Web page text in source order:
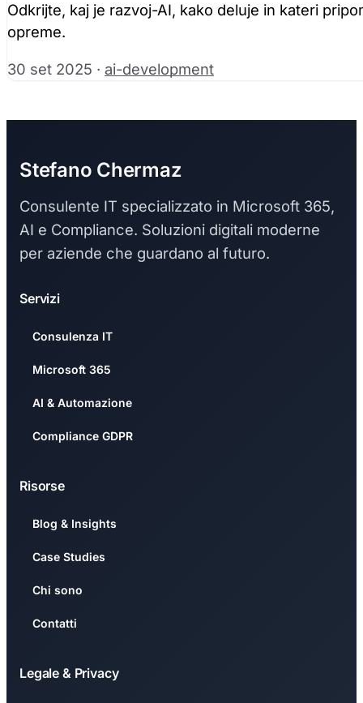
Odkrijte, kaj je razvoj-AI, kako deluje in kateri
opreme.
30 set 2025 · ai-development
Stefano Chermaz
Consulente IT specializzato in Microsoft 365,
AI e Compliance. Soluzioni digitali moderne
per aziende che guardano al futuro.
Servizi
Consulenza IT
Microsoft 365
AI & Automazione
Compliance GDPR
Risorse
Blog & Insights
Case Studies
Chi sono
Contatti
Legale & Privacy